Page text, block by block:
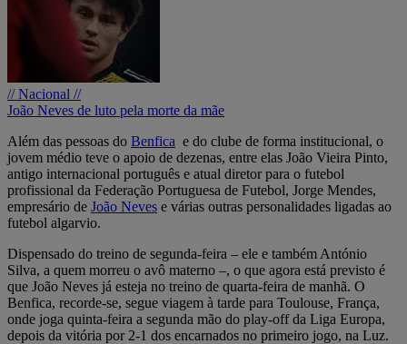
// Nacional //
João Neves de luto pela morte da mãe
Além das pessoas do Benfica e do clube de forma institucional, o
jovem médio teve o apoio de dezenas, entre elas João Vieira Pinto,
antigo internacional português e atual diretor para o futebol
profissional da Federação Portuguesa de Futebol, Jorge Mendes,
empresário de João Neves e várias outras personalidades ligadas ao
futebol algarvio.
Dispensado do treino de segunda-feira – ele e também António
Silva, a quem morreu o avô materno –, o que agora está previsto é
que João Neves já esteja no treino de quarta-feira de manhã. O
Benfica, recorde-se, segue viagem à tarde para Toulouse, França,
onde joga quinta-feira a segunda mão do play-off da Liga Europa,
depois da vitória por 2-1 dos encarnados no primeiro jogo, na Luz.